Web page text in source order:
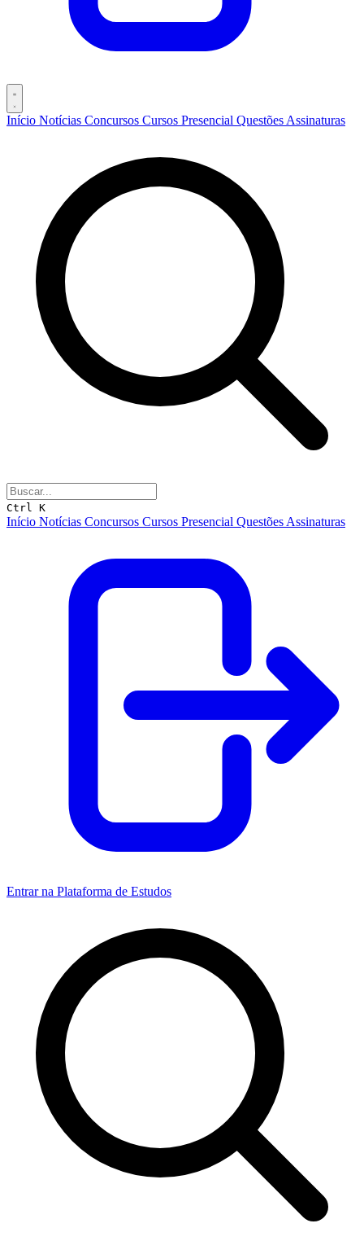
Início Notícias Concursos Cursos Presencial Questões Assinaturas
Ctrl K
Início Notícias Concursos Cursos Presencial Questões Assinaturas
Entrar na Plataforma de Estudos